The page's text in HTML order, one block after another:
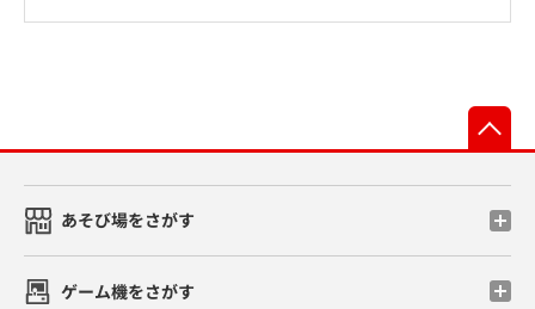
あそび場をさがす
ゲーム機をさがす